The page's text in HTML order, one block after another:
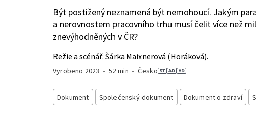
Být postižený neznamená být nemohoucí. Jakým
a nerovnostem pracovního trhu musí čelit více než
znevýhodněných v ČR?
Režie a scénář: Šárka Maixnerová (Horáková).
Vyrobeno 2023 • 52 min • Česko
Dokument Společenský dokument Dokument o zdraví